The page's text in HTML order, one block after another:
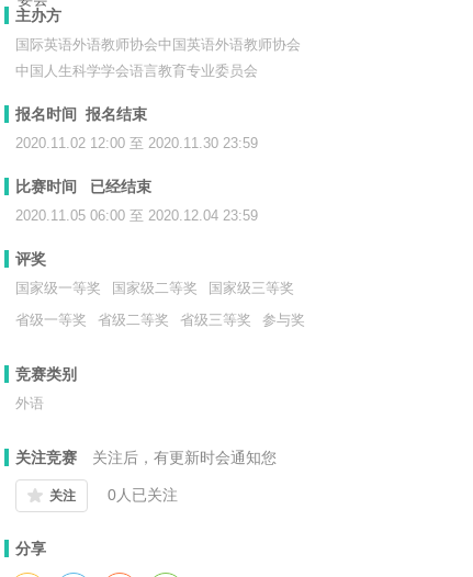
主办方
国际英语外语教师协会中国英语外语教师协会
中国人生科学学会语言教育专业委员会
报名时间 报名结束
2020.11.02 12:00 至 2020.11.30 23:59
比赛时间 已经结束
2020.11.05 06:00 至 2020.12.04 23:59
评奖
国家级一等奖 国家级二等奖
国家级三等奖
省级一等奖
省级二等奖 省级三等奖 参与奖
竞赛类别
外语
关注竞赛 关注后，有更新时会通知您
关注 0人已关注
分享